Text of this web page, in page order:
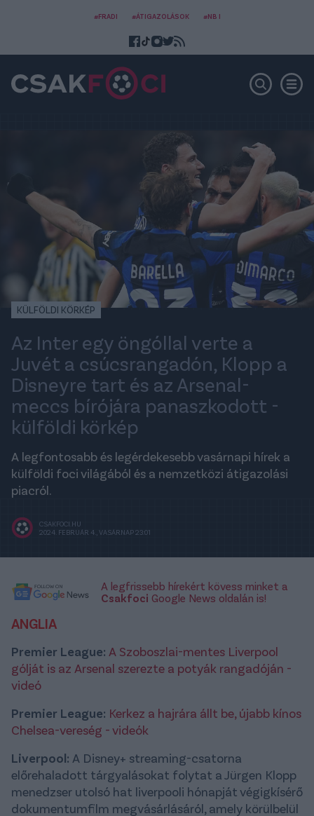
#FRADI #ÁTIGAZOLÁSOK #NB I
KÜLFÖLDI KÖRKÉP
Az Inter egy öngóllal verte a
Juvét a csúcsrangadón, Klopp a
Disneyre tart és az Arsenal-
meccs bírójára panaszkodott -
külföldi körkép
A legfontosabb és legérdekesebb vasárnapi hírek a
külföldi foci világából és a nemzetközi átigazolási
piacról.
CSAKFOCI.HU
2024. FEBRUÁR 4., VASÁRNAP 23:01
A legfrissebb hírekért kövess minket a
Csakfoci Google News oldalán is!
ANGLIA
Premier League: A Szoboszlai-mentes Liverpool
gólját is az Arsenal szerezte a potyák rangadóján -
videó
Premier League: Kerkez a hajrára állt be, újabb kínos
Chelsea-vereség - videók
Liverpool: A Disney+ streaming-csatorna
előrehaladott tárgyalásokat folytat a Jürgen Klopp
menedzser utolsó hat liverpooli hónapját végigkísérő
dokumentumfilm megvásárlásáról, amely körülbelül